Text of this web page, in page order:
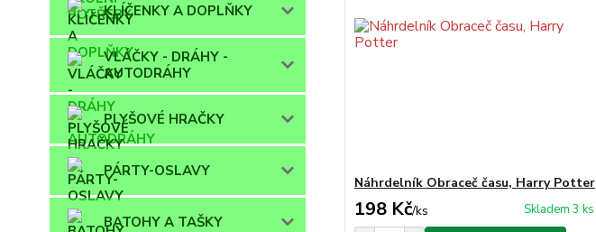
KLÍČENKY A DOPLŇKY
VLÁČKY - DRÁHY -
AUTODRÁHY
PLYŠOVÉ HRAČKY
PÁRTY-OSLAVY
BATOHY A TAŠKY
Náhrdelník Obraceč času, Harry Potter
198 Kč/ks Skladem 3 ks